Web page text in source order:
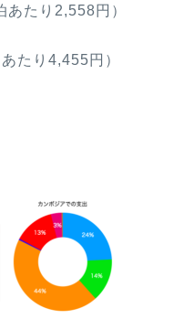
たり2,558円）
たり4,455円）